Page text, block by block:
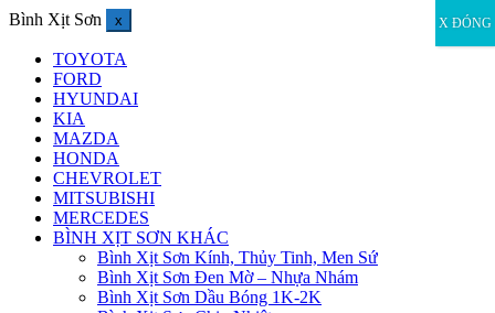
Bình Xịt Sơn x
TOYOTA
FORD
HYUNDAI
KIA
MAZDA
HONDA
CHEVROLET
MITSUBISHI
MERCEDES
BÌNH XỊT SƠN KHÁC
Bình Xịt Sơn Kính, Thủy Tinh, Men Sứ
Bình Xịt Sơn Đen Mờ – Nhựa Nhám
Bình Xịt Sơn Dầu Bóng 1K-2K
X ĐÓNG